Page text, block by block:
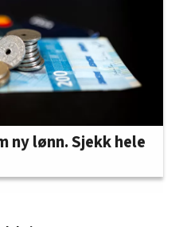
ny lønn. Sjekk hele